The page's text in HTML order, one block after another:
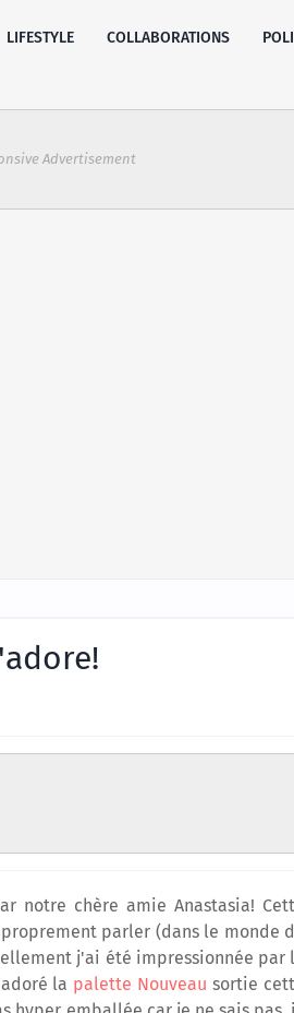
LIFESTYLE COLLABORATIONS
Advertisement
notre chère amie Anastasia!
parler (dans le monde
j'ai été impressionnée par
la palette Nouveau sortie